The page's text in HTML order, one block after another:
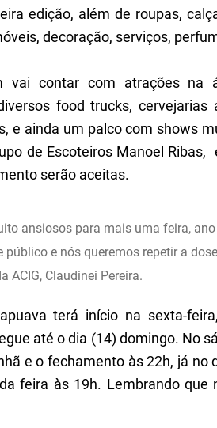
edição, além de roupas,
decoração, serviços,
vai contar com atrações na
food trucks, cervejarias
e ainda um palco com shows
de Escoteiros Manoel
serão aceitas.
ansiosos para mais uma feira,
público e nós queremos repetir a
ACIG, Claudinei Pereira.
terá início na sexta-
até o dia (14) domingo. No
e o fechamento às 22h, já no
feira às 19h. Lembrando